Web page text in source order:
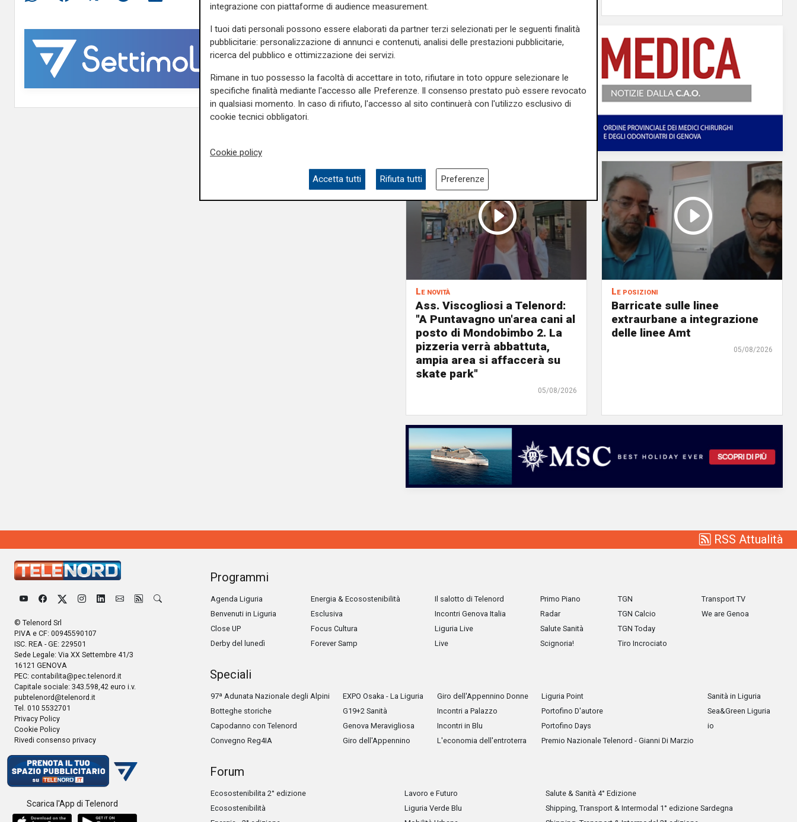
Le novità
Ass. Viscogliosi a Telenord:
"A Puntavagno un'area cani al
posto di Mondobimbo 2. La
pizzeria verrà abbattuta,
ampia area si affaccerà su
skate park"
05/08/2026
Le posizioni
Barricate sulle linee
extraurbane a integrazione
delle linee Amt
05/08/2026
RSS Attualità
© Telenord Srl
P.IVA e CF: 00945590107
ISC. REA - GE: 229501
Sede Legale: Via XX Settembre 41/3
16121 GENOVA
PEC: contabilita@pec.telenord.it
Capitale sociale: 343.598,42 euro i.v.
pubtelenord@telenord.it
Tel. 010 5532701
Privacy Policy
Cookie Policy
Rivedi consenso privacy
Scarica l'App di Telenord
Programmi
Agenda Liguria
Benvenuti in Liguria
Close UP
Derby del lunedì
Energia & Ecosostenibilità
Esclusiva
Focus Cultura
Forever Samp
Il salotto di Telenord
Incontri Genova Italia
Liguria Live
Live
Primo Piano
Radar
Salute Sanità
Scignoria!
TGN
TGN Calcio
TGN Today
Tiro Incrociato
Transport TV
We are Genoa
Speciali
97ª Adunata Nazionale degli Alpini
Botteghe storiche
Capodanno con Telenord
Convegno Reg4IA
EXPO Osaka - La Liguria
G19+2 Sanità
Genova Meravigliosa
Giro dell'Appennino
Giro dell'Appennino Donne
Incontri a Palazzo
Incontri in Blu
L'economia dell'entroterra
Liguria Point
Portofino D'autore
Portofino Days
Premio Nazionale Telenord - Gianni Di Marzio
Sanità in Liguria
Sea&Green Liguria
io
Forum
Ecosostenibilita 2° edizione
Ecosostenibilità
Lavoro e Futuro
Liguria Verde Blu
Salute & Sanità 4° Edizione
Shipping, Transport & Intermodal 1° edizione Sardegna
integrazione con piattaforme di audience measurement.
I tuoi dati personali possono essere elaborati da partner terzi selezionati per le seguenti finalità
pubblicitarie: personalizzazione di annunci e contenuti, analisi delle prestazioni pubblicitarie,
ricerca del pubblico e ottimizzazione dei servizi.
Rimane in tuo possesso la facoltà di accettare in toto, rifiutare in toto oppure selezionare le
specifiche finalità mediante l'accesso alle Preferenze. Il consenso prestato può essere revocato
in qualsiasi momento. In caso di rifiuto, l'accesso al sito continuerà con l'utilizzo esclusivo di
cookie tecnici obbligatori.
Cookie policy
Accetta tutti Rifiuta tutti Preferenze